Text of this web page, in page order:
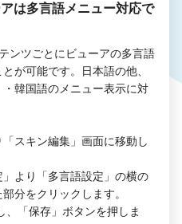
は多言語メニュー対応で
ンツごとにビューアの多言語
が可能です。日本語の他、
韓国語のメニュー表示に対
スキン編集」画面に移動し
より「多言語設定」の横の
分をクリックします。
「保存」ボタンを押しま